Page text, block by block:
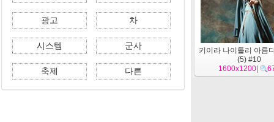
광고 차
시스템 군사
축제 다른
키이라 나이틀리 아름
(5) #10
1600x1200